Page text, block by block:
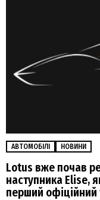
АВТОМОБІЛІ НОВИНИ
Lotus вже почав
наступника Elise,
перший офіційний